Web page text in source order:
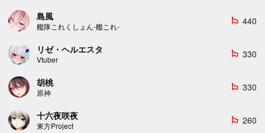
島風
艦隊これくしょん-艦これ-
emoji_flags 440
リゼ・ヘルエスタ
Vtuber
emoji_flags 330
胡桃
原神
emoji_flags 330
十六夜咲夜
東方Project
emoji_flags 260